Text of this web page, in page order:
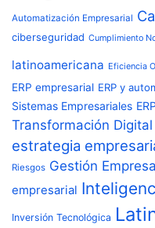
Automatización Empresarial
ciberseguridad Cumplimiento
latinoamericana Eficiencia
ERP empresarial ERP y
Sistemas Empresariales
Transformación Digital
estrategia
Riesgos Gestión
empresarial
Inversión Tecnológica